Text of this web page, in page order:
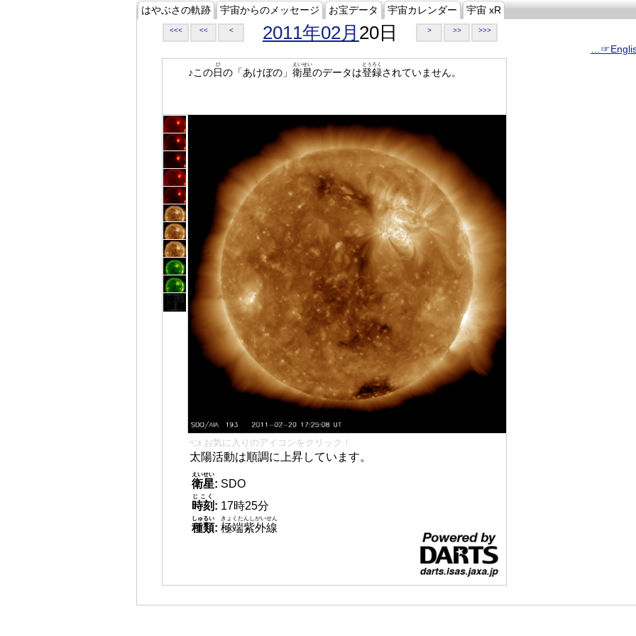
はやぶさの軌跡 宇宙からのメッセージ お宝データ 宇宙カレンダー 宇宙 xR
<<< << < 2011年02月 20日 > >> >>>
♪この日
ひ
の「あけぼの」 衛星
えいせい
のデータは登録
とうろく
されていません。
👈 お気に入りのアイコンをクリック！
太陽活動は順調に上昇しています。
衛星
えいせい
: SDO
時刻
じこく
: 17時25分
種類
しゅるい
: 極端紫外線
きょくたんしがいせん